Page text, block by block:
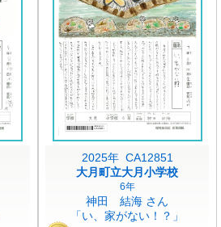
2025年 CA12851
大月町立大月小学校
6年
神田 結海 さん
「い、家がない！？」